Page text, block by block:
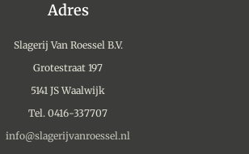
Adres
Slagerij Van Roessel B.V.
Grotestraat 197
5141 JS Waalwijk
Tel. 0416-337707
info@slagerijvanroessel.nl